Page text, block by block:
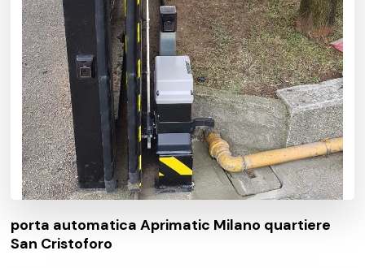
porta automatica Aprimatic Milano quartiere
San Cristoforo